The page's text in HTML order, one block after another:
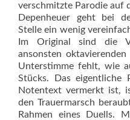
verschmitzte Paro­die auf
Depenheuer geht bei
Stelle ein wenig
Im Original sind die
ansonsten
Unterstimme fehlt, wie
Stücks. Das eigentliche
Notentext vermerkt ist,
den Trauermarsch
Rahmen eines Duells.